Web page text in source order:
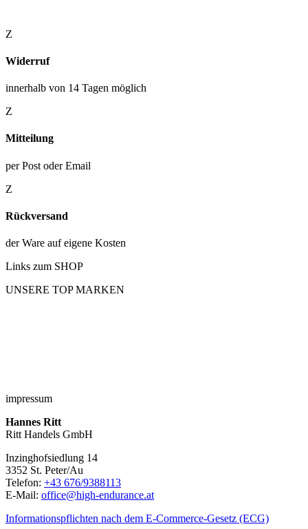
Z
Widerruf
innerhalb von 14 Tagen möglich
Z
Mitteilung
per Post oder Email
Z
Rückversand
der Ware auf eigene Kosten
Links zum SHOP
UNSERE TOP MARKEN
impressum
Hannes Ritt
Ritt Handels GmbH
Inzinghofsiedlung 14
3352 St. Peter/Au
Telefon: +43 676/9388113
E-Mail: office@high-endurance.at
Informationspflichten nach dem E-Commerce-Gesetz (ECG)